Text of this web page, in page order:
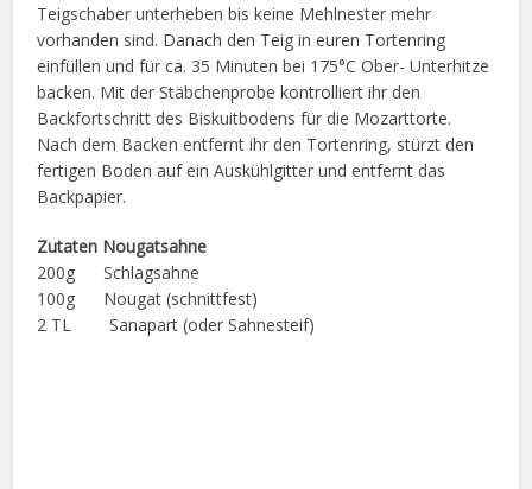
Teigschaber unterheben bis keine Mehlnester mehr
vorhanden sind. Danach den Teig in euren Tortenring
einfüllen und für ca. 35 Minuten bei 175°C Ober- Unterhitze
backen. Mit der Stäbchenprobe kontrolliert ihr den
Backfortschritt des Biskuitbodens für die Mozarttorte.
Nach dem Backen entfernt ihr den Tortenring, stürzt den
fertigen Boden auf ein Auskühlgitter und entfernt das
Backpapier.
Zutaten Nougatsahne
200g Schlagsahne
100g Nougat (schnittfest)
2 TL Sanapart (oder Sahnesteif)